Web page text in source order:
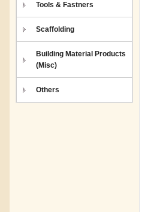
Tools & Fastners
Scaffolding
Building Material Products
(Misc)
Others